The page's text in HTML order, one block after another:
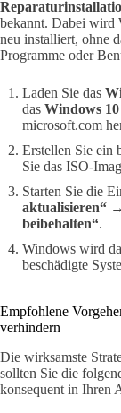
bekannt. Dabei wird
neu installiert, ohne
Programme oder
Laden Sie das
das Windows
microsoft.com
Erstellen Sie ein
Sie das ISO-
Starten Sie die
aktualisieren“ →
beibehalten“.
Windows wird
beschädigte
Empfohlene
verhindern
Die wirksamste
sollten Sie die
konsequent in Ihren